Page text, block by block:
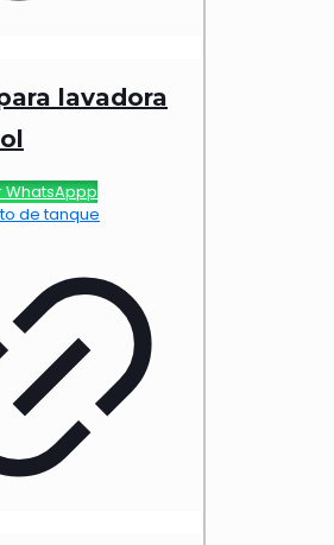
lavadora